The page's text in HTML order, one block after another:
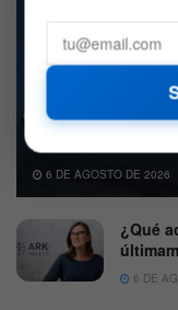
SpaceX podría
lote de acciones
6 DE AGOSTO DE 2026
¿Qué
6 DE